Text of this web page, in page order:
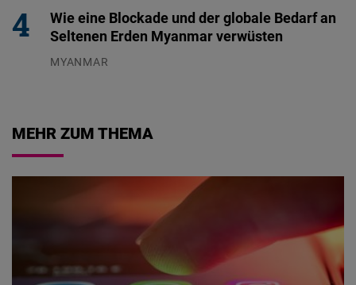
Wie eine Blockade und der globale Bedarf an
Seltenen Erden Myanmar verwüsten
MYANMAR
MEHR ZUM THEMA